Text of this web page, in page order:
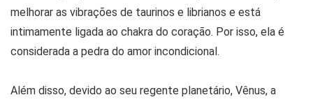
melhorar as vibrações de taurinos e librianos e está
intimamente ligada ao chakra do coração. Por isso, ela é
considerada a pedra do amor incondicional.
Além disso, devido ao seu regente planetário, Vênus, a